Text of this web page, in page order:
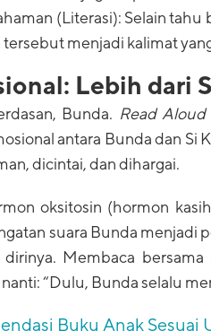
(Literasi): Selain tahu
menjadi kalimat
Lebih dari
Bunda. Read Aloud
antara Bunda dan Si
dicintai, dan dihargai.
oksitosin (hormon
suara Bunda menjadi
Membaca
“Dulu, Bunda selalu
Buku Anak Sesuai